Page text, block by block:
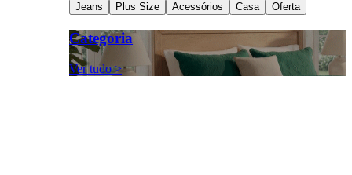
Jeans
Plus Size Acessórios Casa Oferta
Categoria
Ver tudo >